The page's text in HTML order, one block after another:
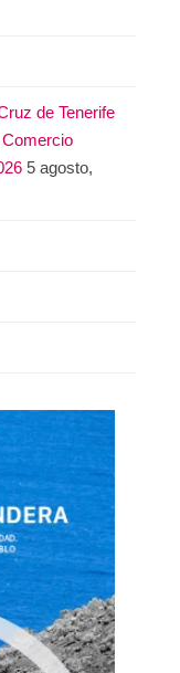
de Tenerife
5 agosto,